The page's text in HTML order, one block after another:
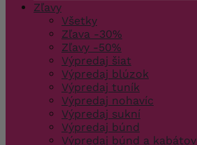
Zľavy
Všetky
Zľava -30%
Zľavy -50%
Výpredaj šiat
Výpredaj blúzok
Výpredaj tuník
Výpredaj nohavíc
Výpredaj sukní
Výpredaj búnd
Výpredaj búnd a kabátov